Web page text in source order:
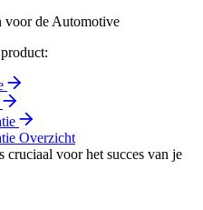
voor de Automotive
Overzicht
cruciaal voor het succes van je